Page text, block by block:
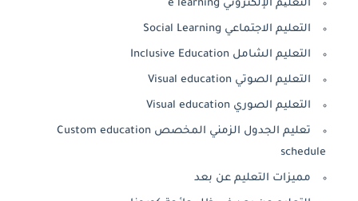
اﻟﺘﻌﻠﯿﻢ الإلكتروني e learning
التعليم الاجتماعي Social Learning
التعليم الشامل Inclusive Education
التعليم الصوتي Visual education
التعليم الصوري Visual education
تعليم الجدول الزمني المخصص Custom education
schedule
مميزات التعليم ﻋﻦ بعد